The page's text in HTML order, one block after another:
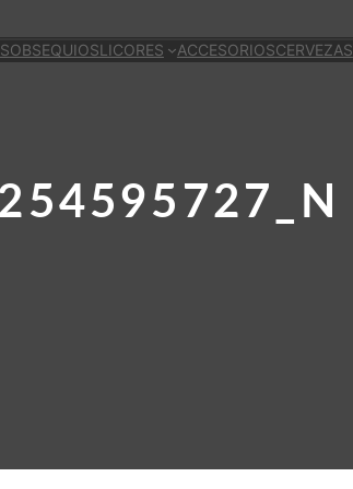
OBSEQUIOSLICORES ACCESORIOSCERVEZAS